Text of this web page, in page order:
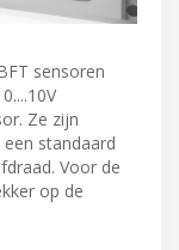
sensoren
Ze zijn
standaard
Voor de
op de